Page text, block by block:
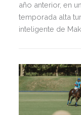
año anterior, en
temporada alta
inteligente de